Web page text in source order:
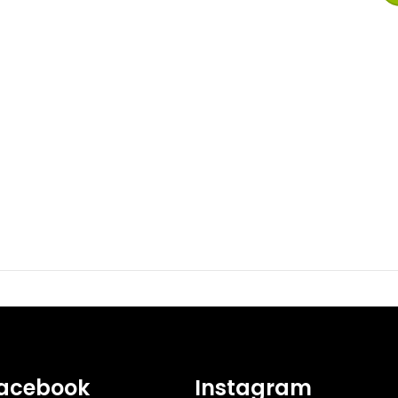
Instagram